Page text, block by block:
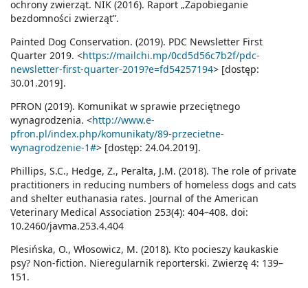
ochrony zwierząt. NIK (2016). Raport „Zapobieganie
bezdomności zwierząt”.
Painted Dog Conservation. (2019). PDC Newsletter First
Quarter 2019. <https://mailchi.mp/0cd5d56c7b2f/pdc-
newsletter-first-quarter-2019?e=fd54257194> [dostęp:
30.01.2019].
PFRON (2019). Komunikat w sprawie przeciętnego
wynagrodzenia. <http://www.e-
pfron.pl/index.php/komunikaty/89-przecietne-
wynagrodzenie-1#> [dostęp: 24.04.2019].
Phillips, S.C., Hedge, Z., Peralta, J.M. (2018). The role of private
practitioners in reducing numbers of homeless dogs and cats
and shelter euthanasia rates. Journal of the American
Veterinary Medical Association 253(4): 404–408. doi:
10.2460/javma.253.4.404
Plesińska, O., Włosowicz, M. (2018). Kto pocieszy kaukaskie
psy? Non-fiction. Nieregularnik reporterski. Zwierzę 4: 139–
151.